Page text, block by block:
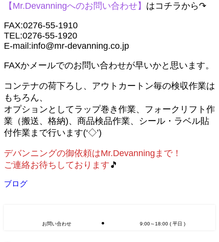
【Mr.Devanningへのお問い合わせ】 はコチラから↷
FAX:0276-55-1910
TEL:0276-55-1920
E-mail:info@mr-devanning.co.jp
FAXかメールでのお問い合わせが早いかと思います。
コンテナの荷下ろし、アウトカートン毎の検収作業は
もちろん、
オプションとしてラップ巻き作業、フォークリフト作
業（搬送、格納)、商品検品作業、シール・ラベル貼
付作業まで行います(‘◇’)ゞ
デバンニングの御依頼はMr.Devanningまで！
ご連絡お待ちしております 🎵
ブログ
お問い合わせ 9:00～18:00 ( 平日 )